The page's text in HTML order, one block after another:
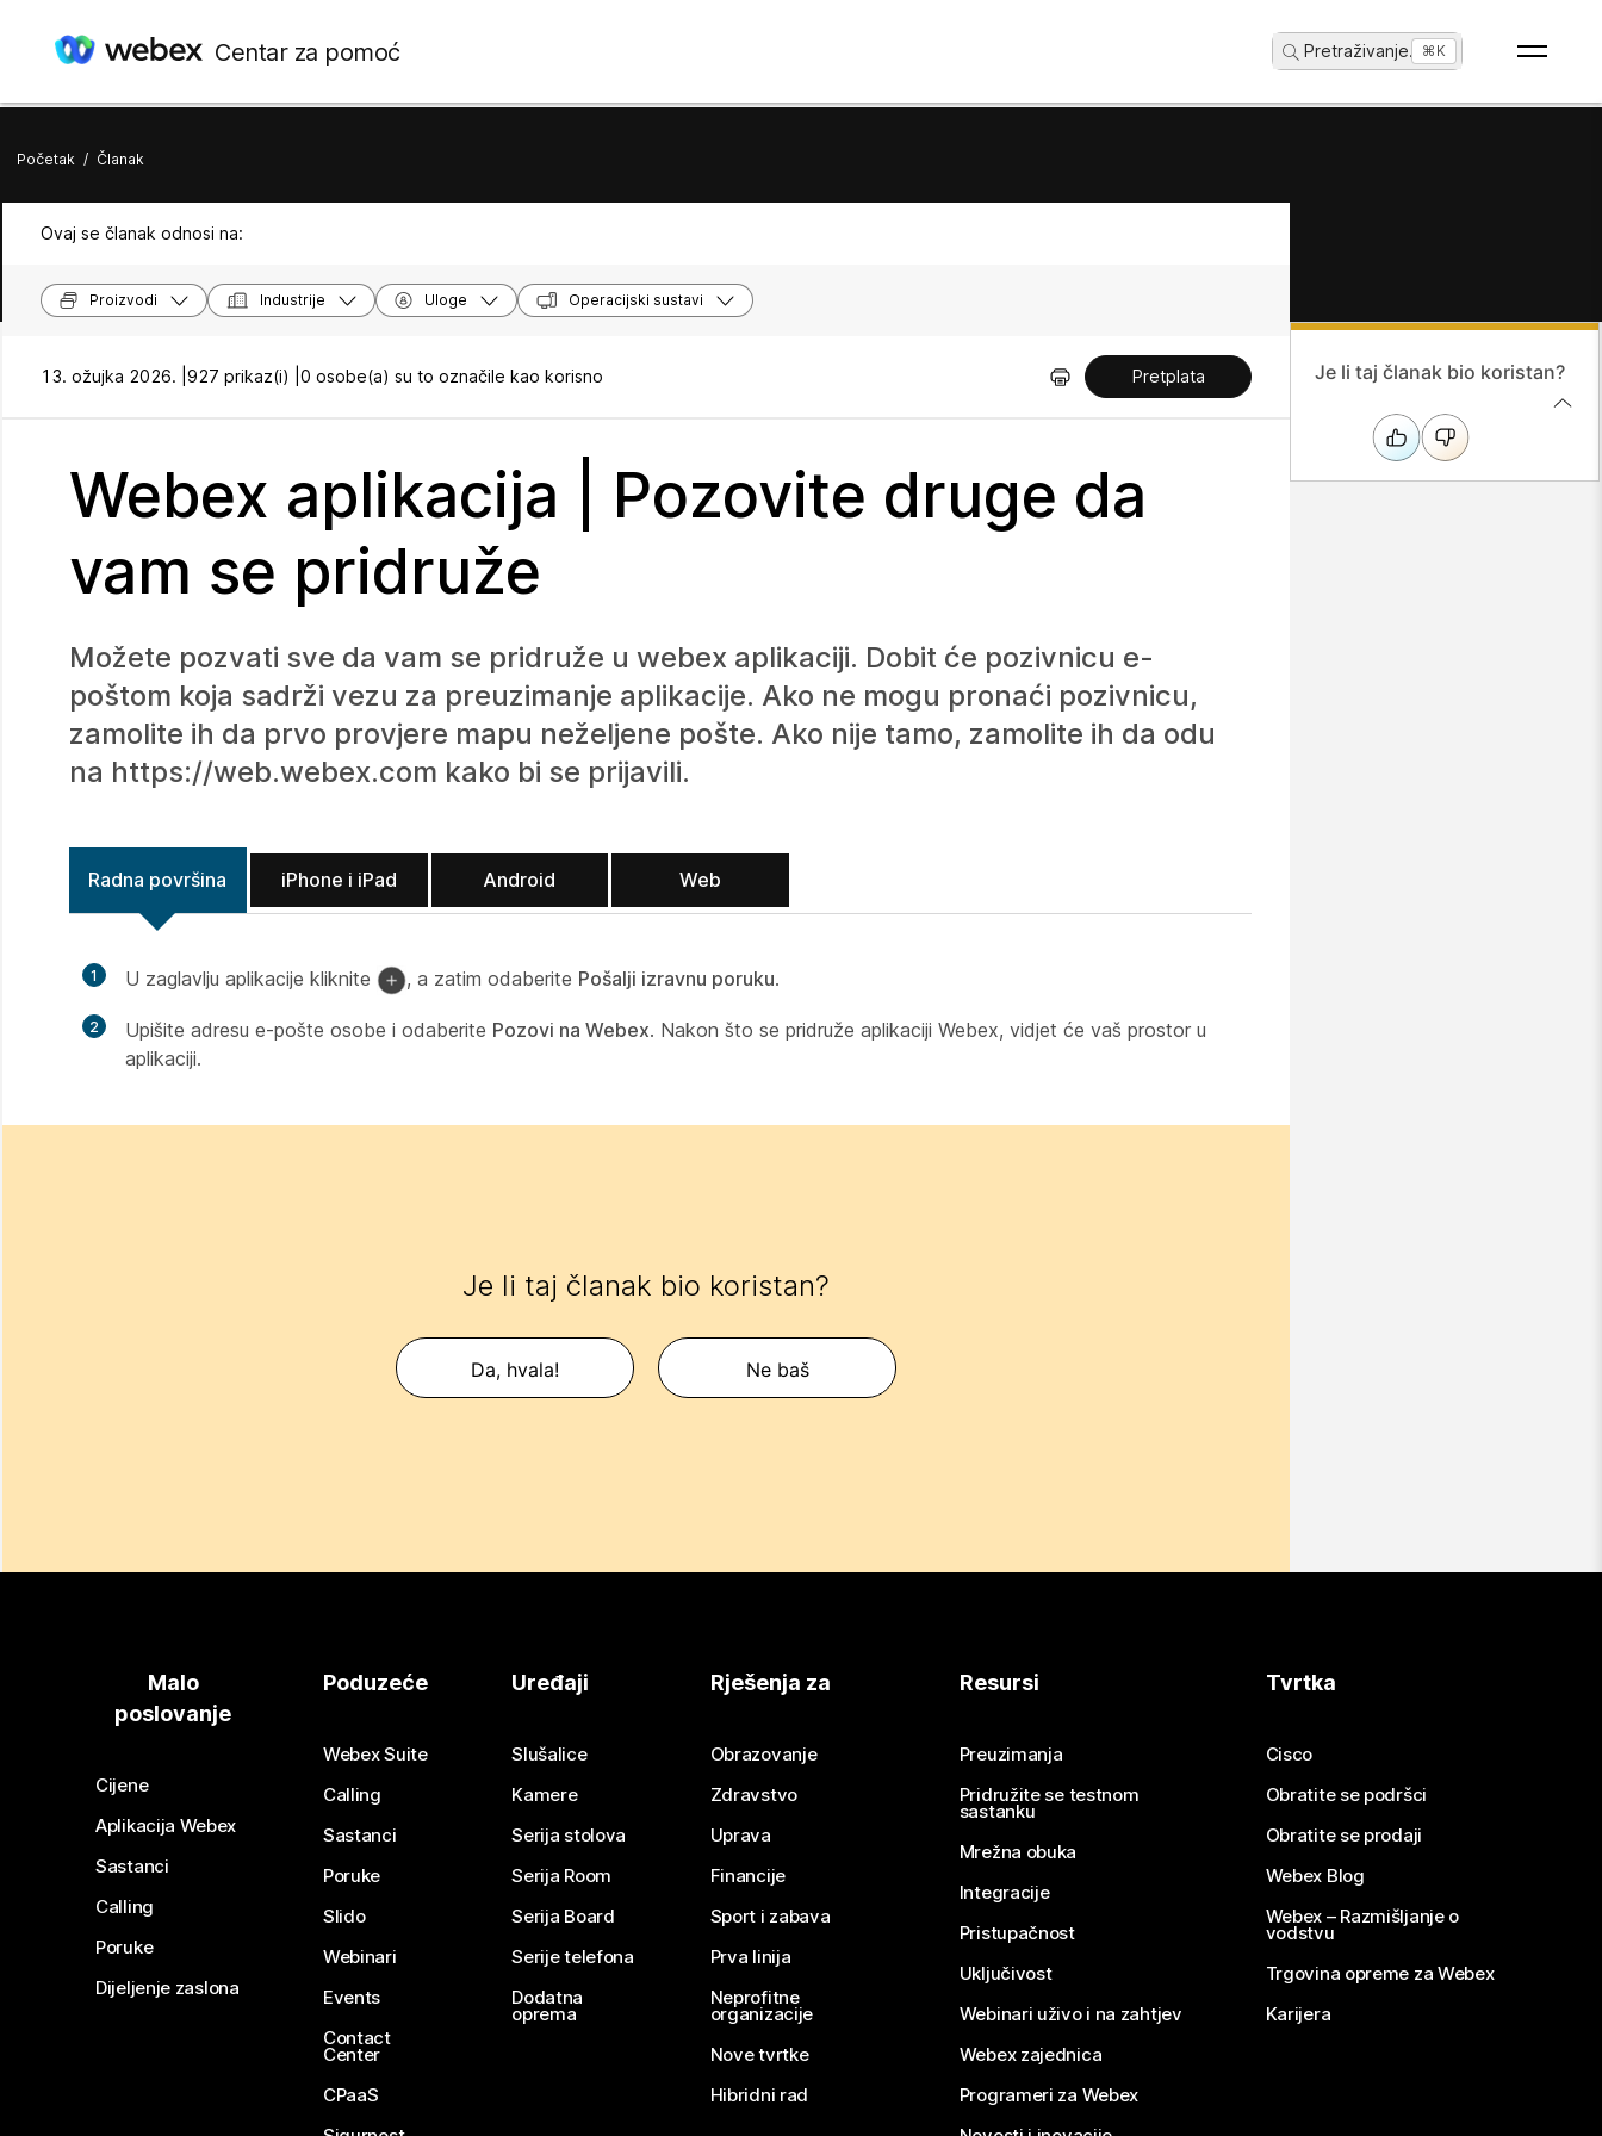
Centar za pomoć Pretraživanje... ⌘K
Početak / Članak
Ovaj se članak odnosi na:
Proizvodi Industrije Uloge Operacijski sustavi
13. ožujka 2026. | 927 prikaz(i) | 0 osobe(a) su to označile kao korisno Pretplata
Webex aplikacija | Pozovite druge da
vam se pridruže
Možete pozvati sve da vam se pridruže u webex aplikaciji. Dobit će pozivnicu e-
poštom koja sadrži vezu za preuzimanje aplikacije. Ako ne mogu pronaći pozivnicu,
zamolite ih da prvo provjere mapu neželjene pošte. Ako nije tamo, zamolite ih da odu
na https://web.webex.com kako bi se prijavili.
Radna površina iPhone i iPad Android Web
1 U zaglavlju aplikacije kliknite , a zatim odaberite Pošalji izravnu poruku.
2 Upišite adresu e-pošte osobe i odaberite Pozovi na Webex. Nakon što se pridruže aplikaciji Webex, vidjet će vaš prostor u
aplikaciji.
Je li taj članak bio koristan?
Da, hvala! Ne baš
Je li taj članak bio koristan?
Malo
poslovanje
Cijene
Aplikacija Webex
Sastanci
Calling
Poruke
Dijeljenje zaslona
Poduzeće
Webex Suite
Calling
Sastanci
Poruke
Slido
Webinari
Events
Contact
Center
CPaaS
Uređaji
Slušalice
Kamere
Serija stolova
Serija Room
Serija Board
Serije telefona
Dodatna
oprema
Rješenja za
Obrazovanje
Zdravstvo
Uprava
Financije
Sport i zabava
Prva linija
Neprofitne
organizacije
Nove tvrtke
Hibridni rad
Resursi
Preuzimanja
Pridružite se testnom
sastanku
Mrežna obuka
Integracije
Pristupačnost
Uključivost
Webinari uživo i na zahtjev
Webex zajednica
Programeri za Webex
Tvrtka
Cisco
Obratite se podršci
Obratite se prodaji
Webex Blog
Webex – Razmišljanje o
vodstvu
Trgovina opreme za Webex
Karijera